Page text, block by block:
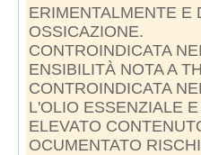
ERIMENTALMENTE E
OSSICAZIONE.
CONTROINDICATA
ENSIBILITÀ NOTA A
CONTROINDICATA
L'OLIO ESSENZIALE
ELEVATO
OCUMENTATO